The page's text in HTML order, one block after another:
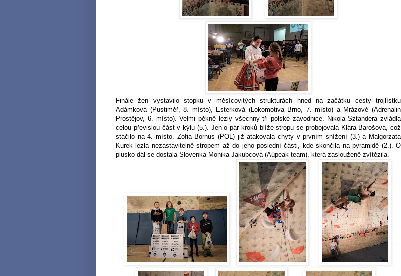
Finále žen vystavilo stopku v měsícovitých strukturách hned na začátku cesty trojlístku
Adámková (Pustiměř, 8. místo), Esterková (Lokomotiva Brno, 7. místo) a Mrázové (Adrenalin
Prostějov, 6. místo). Velmi pěkně lezly všechny tři polské závodnice. Nikola Sztandera zvládla
celou převislou část v kýlu (5.). Jen o pár kroků blíže stropu se probojovala Klára Barošová, což
stačilo na 4. místo. Zofia Bornus (POL) již atakovala chyty v prvním snížení (3.) a Malgorzata
Kurek lezla nezastavitelně stropem až do jeho poslední části, kde skončila na pyramidě (2.). O
plusko dál se dostala Slovenka Monika Jakubcová (Aúpeak team), která zaslouženě zvítězila.